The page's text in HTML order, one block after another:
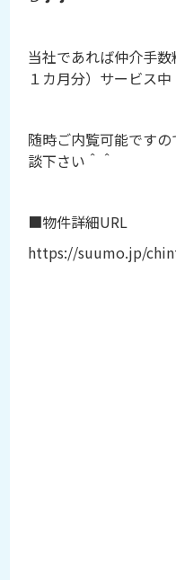
当社であれば仲介手
１カ月分）サービス中
随時ご内覧可能です
談下さい＾＾
■物件詳細URL
https://suumo.jp/